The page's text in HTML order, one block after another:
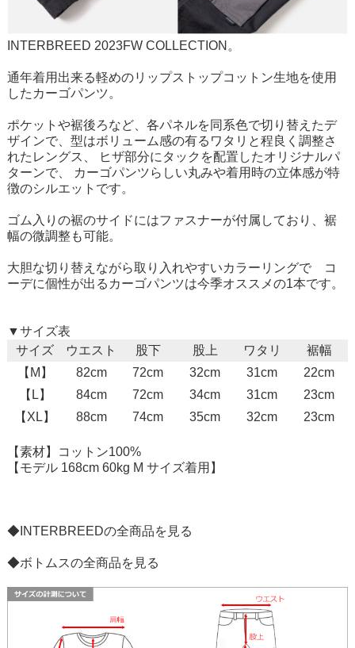
INTERBREED 2023FW COLLECTION。
通年着用出来る軽めのリップストップコットン生地を使用
したカーゴパンツ。
ポケットや裾後ろなど、各パネルを同系色で切り替えたデ
ザインで、型はボリューム感の有るワタリと程良く調整さ
れたレングス、 ヒザ部分にタックを配置したオリジナルパ
ターンで、 カーゴパンツらしい丸みや着用時の立体感が特
徴のシルエットです。
ゴム入りの裾のサイドにはファスナーが付属しており、裾
幅の微調整も可能。
大胆な切り替えながら取り入れやすいカラーリングで゙コ
ーデに個性が出るカーゴパンツは今季オススメの1本です。
▼サイズ表
サイズ
ウエスト 股下 股上 ワタリ
裾幅
【M】
82cm 72cm 32cm 31cm
22cm
【L】
84cm 72cm 34cm 31cm
23cm
【XL】
88cm 74cm 35cm 32cm 23cm
【素材】コットン100%
【モデル 168cm 60kg M サイズ着用】
◆INTERBREEDの全商品を見る
◆ボトムスの全商品を見る